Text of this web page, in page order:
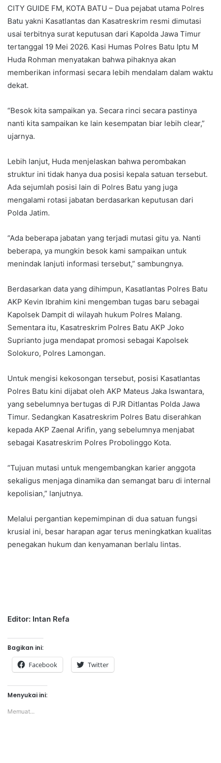
CITY GUIDE FM, KOTA BATU – Dua pejabat utama Polres
Batu yakni Kasatlantas dan Kasatreskrim resmi dimutasi
usai terbitnya surat keputusan dari Kapolda Jawa Timur
tertanggal 19 Mei 2026. Kasi Humas Polres Batu Iptu M
Huda Rohman menyatakan bahwa pihaknya akan
memberikan informasi secara lebih mendalam dalam waktu
dekat.
“Besok kita sampaikan ya. Secara rinci secara pastinya
nanti kita sampaikan ke lain kesempatan biar lebih clear,”
ujarnya.
Lebih lanjut, Huda menjelaskan bahwa perombakan
struktur ini tidak hanya dua posisi kepala satuan tersebut.
Ada sejumlah posisi lain di Polres Batu yang juga
mengalami rotasi jabatan berdasarkan keputusan dari
Polda Jatim.
“Ada beberapa jabatan yang terjadi mutasi gitu ya. Nanti
beberapa, ya mungkin besok kami sampaikan untuk
menindak lanjuti informasi tersebut,” sambungnya.
Berdasarkan data yang dihimpun, Kasatlantas Polres Batu
AKP Kevin Ibrahim kini mengemban tugas baru sebagai
Kapolsek Dampit di wilayah hukum Polres Malang.
Sementara itu, Kasatreskrim Polres Batu AKP Joko
Suprianto juga mendapat promosi sebagai Kapolsek
Solokuro, Polres Lamongan.
Untuk mengisi kekosongan tersebut, posisi Kasatlantas
Polres Batu kini dijabat oleh AKP Mateus Jaka Iswantara,
yang sebelumnya bertugas di PJR Ditlantas Polda Jawa
Timur. Sedangkan Kasatreskrim Polres Batu diserahkan
kepada AKP Zaenal Arifin, yang sebelumnya menjabat
sebagai Kasatreskrim Polres Probolinggo Kota.
“Tujuan mutasi untuk mengembangkan karier anggota
sekaligus menjaga dinamika dan semangat baru di internal
kepolisian,” lanjutnya.
Melalui pergantian kepemimpinan di dua satuan fungsi
krusial ini, besar harapan agar terus meningkatkan kualitas
penegakan hukum dan kenyamanan berlalu lintas.
Editor: Intan Refa
Bagikan ini:
Facebook Twitter
Menyukai ini:
Memuat...